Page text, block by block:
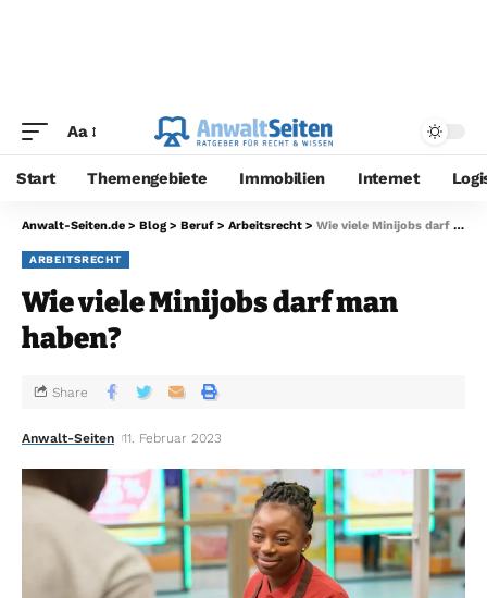
Aa
Start Themengebiete Immobilien Internet
Anwalt-Seiten.de > Blog > Beruf > Arbeitsrecht > Wie viele Minijobs darf man haben?
ARBEITSRECHT
Wie viele Minijobs darf man
haben?
Anwalt-Seiten 11. Februar 2023
Share